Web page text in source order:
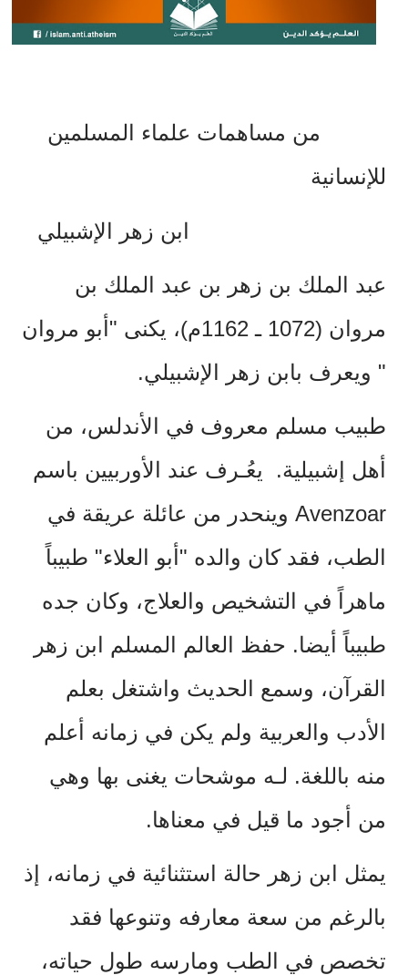
من مساهمات علماء المسلمين
للإنسانية
ابن زهر الإشبيلي
عبد الملك بن زهر بن عبد الملك بن
مروان
(1072 ـ 1162م)، يكنى "أبو مروان
" ويعرف بابن زهر الإشبيلي.
طبيب مسلم معروف في الأندلس، من
أهل إشبيلية.
يعُـرف عند الأوربيين باسم
Avenzoar وينحدر من عائلة عريقة في
الطب، فقد كان والده "أبو العلاء" طبيباً
ماهراً في التشخيص والعلاج، وكان جده
طبيباً أيضا. حفظ العالم المسلم ابن زهر
القرآن، وسمع الحديث واشتغل بعلم
الأدب والعربية ولم يكن في زمانه أعلم
منه باللغة. لـه موشحات يغنى بها وهي
من أجود ما قيل في معناها.
يمثل ابن زهر حالة استثنائية في زمانه، إذ
بالرغم من سعة معارفه وتنوعها فقد
تخصص في الطب ومارسه طول حياته،